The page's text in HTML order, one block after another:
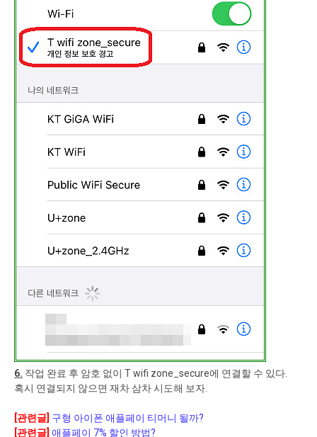
6. 작업 완료 후 암호 없이 T wifi zone_secure에 연결할 수 있다.
혹시 연결되지 않으면 재차 삼차 시도해 보자.
[관련글] 구형 아이폰 애플페이 티머니 될까?
[관련글] 애플페이 7% 할인 방법?